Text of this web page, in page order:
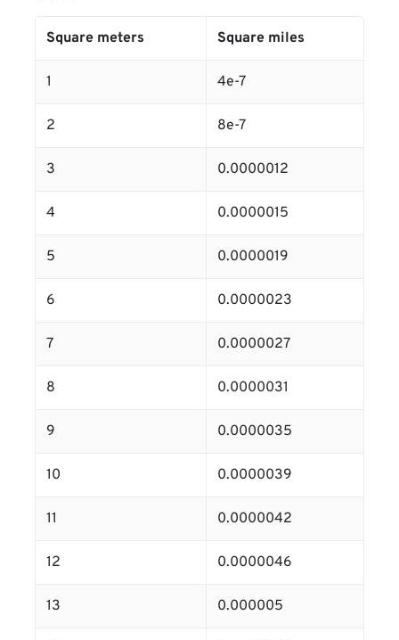
Square meters Square miles
1 4e-7
2 8e-7
3 0.0000012
4 0.0000015
5 0.0000019
6 0.0000023
7 0.0000027
8 0.0000031
9 0.0000035
10 0.0000039
11 0.0000042
12 0.0000046
13 0.000005